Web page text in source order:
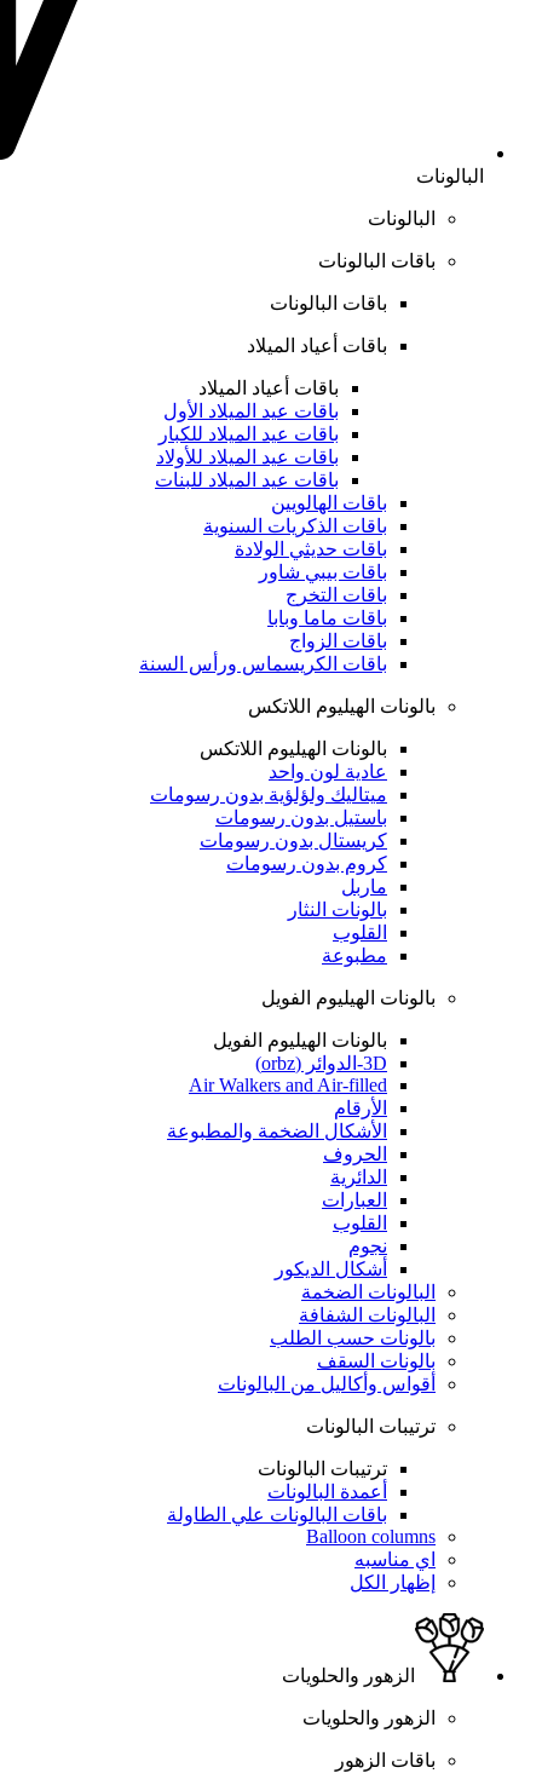
البالونات
البالونات
باقات البالونات
باقات البالونات
باقات أعياد الميلاد
باقات أعياد الميلاد
باقات عيد الميلاد الأول
باقات عيد الميلاد للكبار
باقات عيد الميلاد للأولاد
باقات عيد الميلاد للبنات
باقات الهالويين
باقات الذكريات السنوية
باقات حديثي الولادة
باقات بيبي شاور
باقات التخرج
باقات ماما وبابا
باقات الزواج
باقات الكريسماس ورأس السنة
بالونات الهيليوم اللاتكس
بالونات الهيليوم اللاتكس
عادية لون واحد
ميتاليك ولؤلؤية بدون رسومات
باستيل بدون رسومات
كريستال بدون رسومات
كروم بدون رسومات
ماربل
بالونات النثار
القلوب
مطبوعة
بالونات الهيليوم الفويل
بالونات الهيليوم الفويل
3D-الدوائر (orbz)
Air Walkers and Air-filled
الأرقام
الأشكال الضخمة والمطبوعة
الحروف
الدائرية
العبارات
القلوب
نجوم
أشكال الديكور
البالونات الضخمة
البالونات الشفافة
بالونات حسب الطلب
بالونات السقف
أقواس وأكاليل من البالونات
ترتيبات البالونات
ترتيبات البالونات
أعمدة البالونات
باقات البالونات علي الطاولة
Balloon columns
اي مناسبه
إظهار الكل
الزهور والحلويات
الزهور والحلويات
باقات الزهور